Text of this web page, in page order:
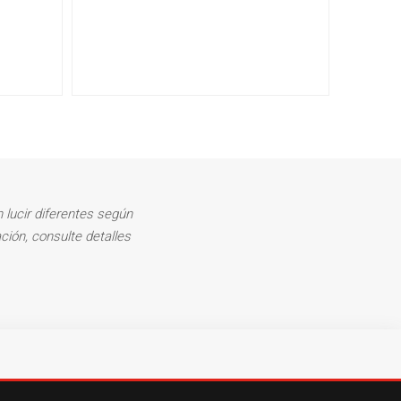
lucir diferentes según
consulte detalles